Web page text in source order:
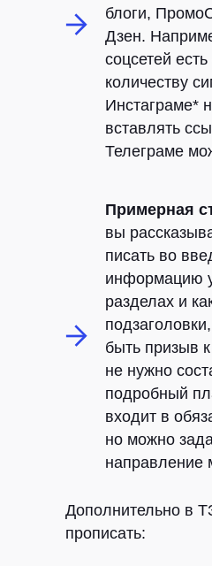
блоги,
Дзен.
соцсетей
количеству
Инстаграме*
вставлять
Телеграме
Примерная
вы
писать во
информацию
разделах и
быть призыв
не нужно
подробный
входит в
но можно
направление
Дополнительно в
прописать: